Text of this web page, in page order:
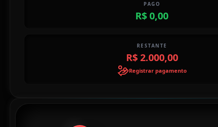
PAGO
R$ 0,00
RESTANTE
R$ 2.000,00
Registrar pagamento